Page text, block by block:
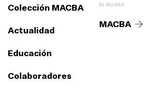
Colección MACBA
Actualidad
Educación
Colaboradores
EL MUSEO
MACBA